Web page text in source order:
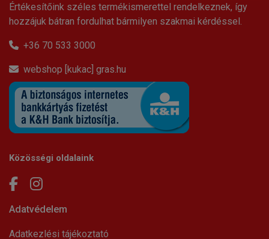
Értékesítőink széles termékismerettel rendelkeznek, így
hozzájuk bátran fordulhat bármilyen szakmai kérdéssel.
+36 70 533 3000
webshop [kukac] gras.hu
Közösségi oldalaink
Adatvédelem
Adatkezlési tájékoztató